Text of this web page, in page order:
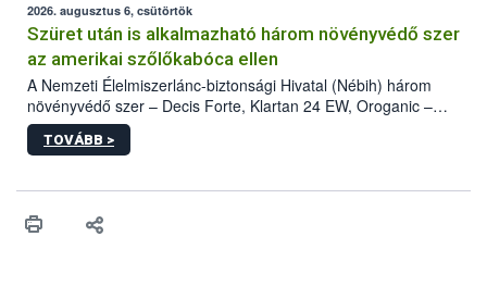
az intenzív felderítést, emellett az intézkedéseket a szlovák
hatósággal is összehangolják a terjedés megállítása érdekében.
2026. augusztus 6, csütörtök
Szüret után is alkalmazható három növényvédő szer
az amerikai szőlőkabóca ellen
A Nemzeti Élelmiszerlánc-biztonsági Hivatal (Nébih) három
növényvédő szer – Decis Forte, Klartan 24 EW, Oroganic –
engedélyokiratát módosította, így azok a szüretet követően,
egészen a vesszőérettség (BBCH 91) stádiumáig
érésű szőlőkben is legyen lehetőség a károsító elleni további
felhasználók számára is elérhető és ökológiai termesztésben is
TOVÁBB >